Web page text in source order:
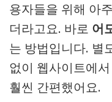
용자들을 위해 아
더라고요. 바로 어
는 방법입니다. 별
없이 웹사이트에
훨씬 간편했어요.